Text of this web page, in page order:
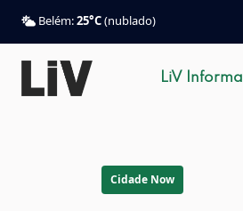
Belém:25°C(nublado)
LiV Informa
Cidade Now